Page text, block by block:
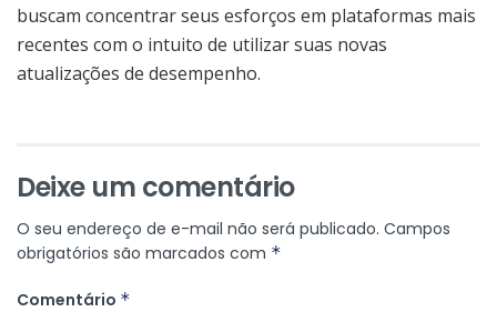
buscam concentrar seus esforços em plataformas mais
recentes com o intuito de utilizar suas novas
atualizações de desempenho.
Deixe um comentário
O seu endereço de e-mail não será publicado. Campos
obrigatórios são marcados com *
Comentário *